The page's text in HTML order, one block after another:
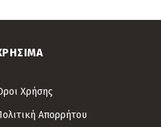
Χρήσης
Απορρήτου